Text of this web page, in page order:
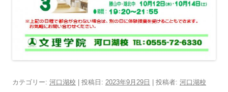
カテゴリー: 河口湖校 | 投稿日: 2023年9月29日 投稿者: 河口湖校